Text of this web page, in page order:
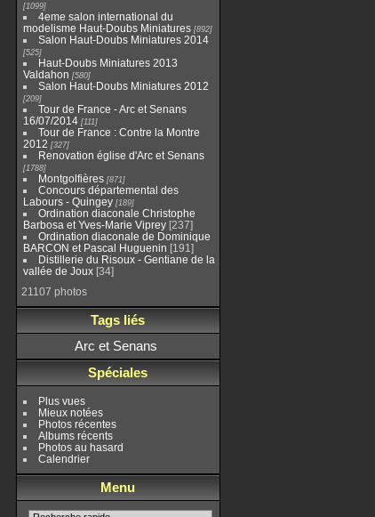
1099
4eme salon international du
modelisme Haut-Doubs Miniatures 892
Salon Haut-Doubs Miniatures 2014
525
Haut-Doubs Miniatures 2013
Valdahon
580
Salon Haut-Doubs Miniatures 2012
209
Tour de France - Arc et Senans
16/07/2014 111
Tour de France : Contre la Montre
2012
327
Renovation église d'Arc et Senans
1788
Montgolfières 871
Concours départemental des
Labours - Quingey 189
Ordination diaconale Christophe
Barbosa et Yves-Marie Viprey 237
Ordination diaconale de Dominique
BARCON et Pascal Huguenin 191
Distillerie du Risoux - Gentiane de la
vallée de Joux 34
21107 photos
Tags liés
Arc et Senans
Spéciales
Plus vues
Mieux notées
Photos récentes
Albums récents
Photos au hasard
Calendrier
Menu